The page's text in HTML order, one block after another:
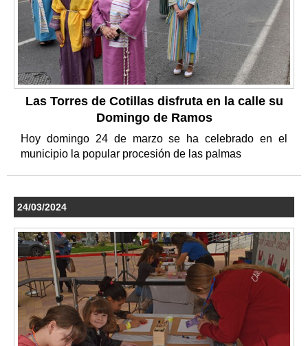
Las Torres de Cotillas disfruta en la calle su
Domingo de Ramos
Hoy domingo 24 de marzo se ha celebrado en el
municipio la popular procesión de las palmas
24/03/2024